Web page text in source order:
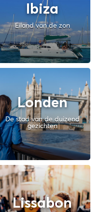
Ibiza
Eiland van de zon
Londen
De stad van de duizend
gezichten
Lissabon